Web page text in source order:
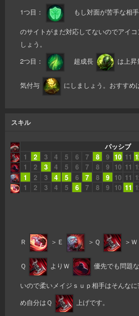
1つ目： もし対面が苦手な相
のサイトがまだ対応してないのでアイ
しょう。
2つ目：
超成長 は上
気付与 にしましょう。おすすめ
スキル
パッシブ
1
2 3 4 5 6 7 8 9 10 11
1
2 3 4 5 6 7 8 9 10 11
1
2 3 4 5 6 7 8 9 10 11
1
2 3 4 5 6 7 8 9 10 11
Ｒ ＞Ｅ ＞Ｑ ＞Ｗ
Ｑ よりＷ 優先でも問題
いので柔いメイジｓｕｐ相手はそんな
め自分はＱ
上げです。